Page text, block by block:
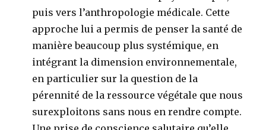
puis vers l’anthropologie médicale. Cette
approche lui a permis de penser la santé de
manière beaucoup plus systémique, en
intégrant la dimension environnementale,
en particulier sur la question de la
pérennité de la ressource végétale que nous
surexploitons sans nous en rendre compte.